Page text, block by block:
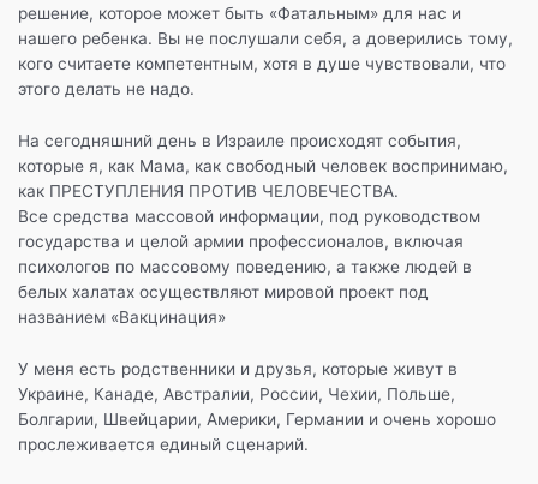
решение, которое может быть «Фатальным» для нас и
нашего ребенка. Вы не послушали себя, а доверились тому,
кого считаете компетентным, хотя в душе чувствовали, что
этого делать не надо.
На сегодняшний день в Израиле происходят события,
которые я, как Мама, как свободный человек воспринимаю,
как ПРЕСТУПЛЕНИЯ ПРОТИВ ЧЕЛОВЕЧЕСТВА.
Все средства массовой информации, под руководством
государства и целой армии профессионалов, включая
психологов по массовому поведению, а также людей в
белых халатах осуществляют мировой проект под
названием «Вакцинация»
У меня есть родственники и друзья, которые живут в
Украине, Канаде, Австралии, России, Чехии, Польше,
Болгарии, Швейцарии, Америки, Германии и очень хорошо
прослеживается единый сценарий.